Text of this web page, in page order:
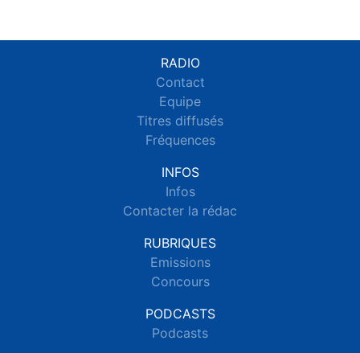
RADIO
Contact
Equipe
Titres diffusés
Fréquences
INFOS
Infos
Contacter la rédac
RUBRIQUES
Emissions
Concours
PODCASTS
Podcasts